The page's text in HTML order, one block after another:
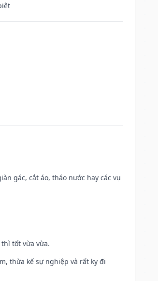
gác, cắt áo, tháo nước hay các vụ
tốt vừa vừa.
thừa kế sự nghiệp và rất kỵ đi